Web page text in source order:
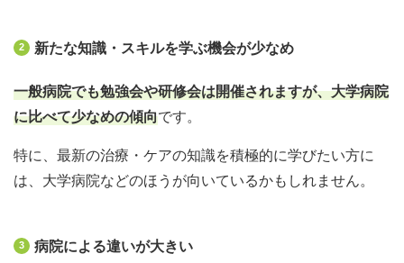
2 新たな知識・スキルを学ぶ機会が少なめ
一般病院でも勉強会や研修会は開催されますが、大学病院
に比べて少なめの傾向です。
特に、最新の治療・ケアの知識を積極的に学びたい方に
は、大学病院などのほうが向いているかもしれません。
3 病院による違いが大きい